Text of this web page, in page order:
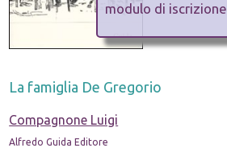
La famiglia De Gregorio
Compagnone Luigi
Alfredo Guida Editore
modulo di iscrizione